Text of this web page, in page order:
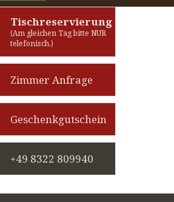
Tischreservierung
(Am gleichen Tag bitte NUR
telefonisch.)
Zimmer Anfrage
Geschenkgutschein
+49 8322 809940